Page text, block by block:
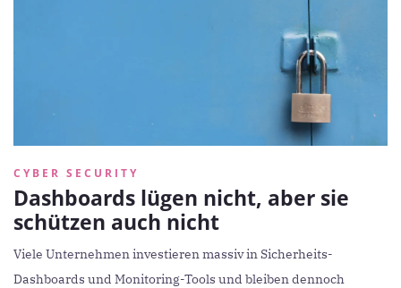
CYBER SECURITY
Dashboards lügen nicht, aber sie
schützen auch nicht
Viele Unternehmen investieren massiv in Sicherheits-
Dashboards und Monitoring-Tools und bleiben dennoch